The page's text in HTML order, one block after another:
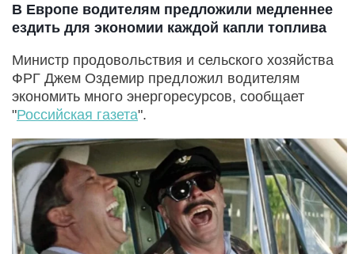
В Европе водителям предложили медленнее
ездить для экономии каждой капли топлива
Министр продовольствия и сельского хозяйства
ФРГ Джем Оздемир предложил водителям
экономить много энергоресурсов, сообщает
"Российская газета".